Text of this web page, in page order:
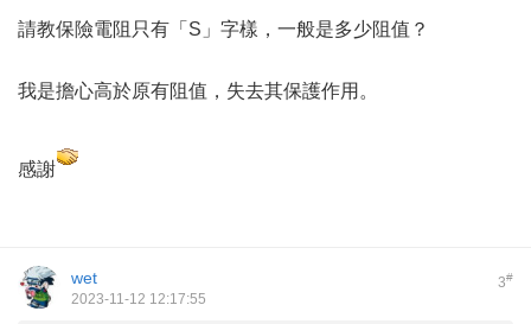
請教保險電阻只有「S」字樣，一般是多少阻值？
我是擔心高於原有阻值，失去其保護作用。
感謝
3#
wet
2023-11-12 12:17:55